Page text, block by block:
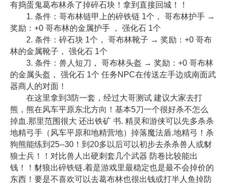
有捣蛋鬼葛布林杀了掉碎石块！拿到直接回城！！
1. 条件：哥布林链甲上的碎铁链 1个， 哥布林护手 →
奖励：+0 哥布林的金属护手 ， 强化石 1个
2. 条件：碎石块 1个， 哥布林靴子 → 奖励：+0 哥布
林的金属靴子， 强化石 1个
3. 条件：兽人短刀， 哥布林头盔 → 奖励：+0 哥布林
的金属头盔， 强化石 1个 任务NPC在传送左手边或南面武
器商人的对面！
在这里拿到3防一套，经过大哥测试 建议大家去打
熊，熊在风车平原东北方向！基本5刀一个很好杀不怎么
掉血.那里范围很大 还出铁矿 书. 精灵和游侠可以先多杀杀
地精弓手（风车平原和地精营地）掉落魔法盾.地精弓！杀
狗熊能练到25--30！到20多以后可以初步去杀杀兽人或豺
狼士兵！！对比兽人出硬刺套几个武器 防卷比较能出
钱！！豺狼出碎铁链.着是游戏里最稳定也是最不会掉价的
东西！要是不喜欢可以去葛布林也很出钱或打半人鱼掉防